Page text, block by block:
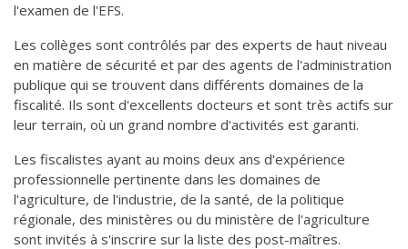
l'examen de l'EFS.
Les collèges sont contrôlés par des experts de haut niveau
en matière de sécurité et par des agents de l'administration
publique qui se trouvent dans différents domaines de la
fiscalité. Ils sont d'excellents docteurs et sont très actifs sur
leur terrain, où un grand nombre d'activités est garanti.
Les fiscalistes ayant au moins deux ans d'expérience
professionnelle pertinente dans les domaines de
l'agriculture, de l'industrie, de la santé, de la politique
régionale, des ministères ou du ministère de l'agriculture
sont invités à s'inscrire sur la liste des post-maîtres.